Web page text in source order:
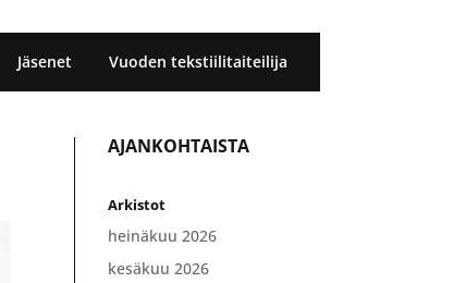
Jäsenet Vuoden tekstiilitaiteilija
AJANKOHTAISTA
Arkistot
heinäkuu 2026
kesäkuu 2026